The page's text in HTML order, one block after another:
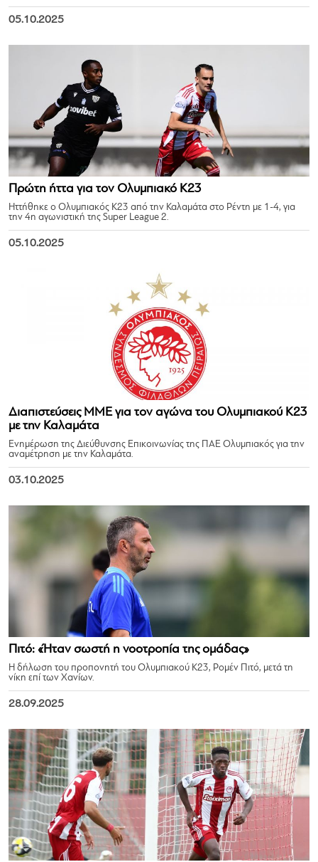
05.10.2025
Πρώτη ήττα για τον Ολυμπιακό Κ23
Ηττήθηκε ο Ολυμπιακός Κ23 από την Καλαμάτα στο Ρέντη με 1-4, για
την 4η αγωνιστική της Super League 2.
05.10.2025
Διαπιστεύσεις ΜΜΕ για τον αγώνα του Ολυμπιακού Κ23
με την Καλαμάτα
Ενημέρωση της Διεύθυνσης Επικοινωνίας της ΠΑΕ Ολυμπιακός για την
αναμέτρηση με την Καλαμάτα.
03.10.2025
Πιτό: «Ήταν σωστή η νοοτροπία της ομάδας»
Η δήλωση του προπονητή του Ολυμπιακού Κ23, Ρομέν Πιτό, μετά τη
νίκη επί των Χανίων.
28.09.2025